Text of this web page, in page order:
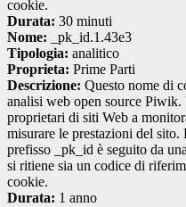
cookie.
Durata: 30 minuti
Nome: _pk_id.1.43e3
Tipologia: analitico
Proprieta: Prime Parti
Descrizione: Questo nome di
analisi web open source
proprietari di siti Web a
misurare le prestazioni del
prefisso _pk_id è seguito da
si ritiene sia un codice di
cookie.
Durata: 1 anno